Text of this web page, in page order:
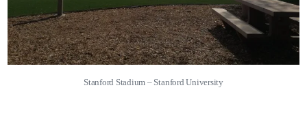
Stanford Stadium – Stanford University